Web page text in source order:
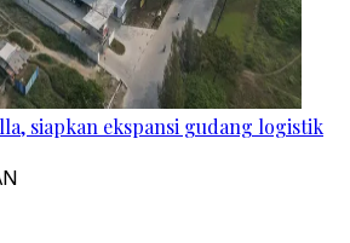
siapkan ekspansi gudang logistik